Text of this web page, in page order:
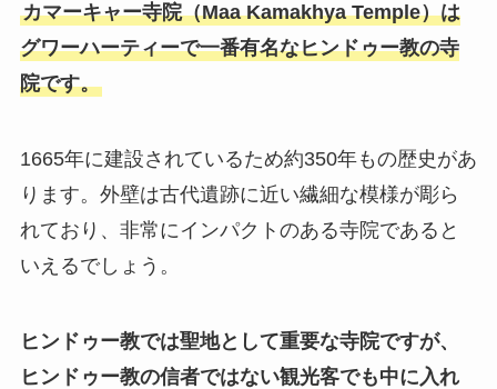
カマーキャー寺院（Maa Kamakhya Temple）は
グワーハーティーで一番有名なヒンドゥー教の寺
院です。
1665年に建設されているため約350年もの歴史があ
ります。外壁は古代遺跡に近い繊細な模様が彫ら
れており、非常にインパクトのある寺院であると
いえるでしょう。
ヒンドゥー教では聖地として重要な寺院ですが、
ヒンドゥー教の信者ではない観光客でも中に入れ